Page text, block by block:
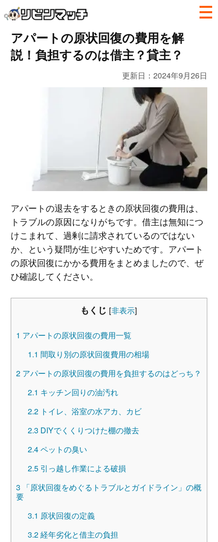
アパートの原状回復の費用を解
説！負担するのは借主？貸主？
更新日：2024年9月26日
アパートの退去をするときの原状回復の費用は、
トラブルの原因になりがちです。借主は無知につ
けこまれて、過剰に請求されているのではない
か、という疑問が生じやすいためです。アパート
の原状回復にかかる費用をまとめましたので、ぜ
ひ確認してください。
もくじ [非表示]
1 アパートの原状回復の費用一覧
1.1 間取り別の原状回復費用の相場
2アパートの原状回復の費用を負担するのはどっち？
2.1 キッチン回りの油汚れ
2.2トイレ、浴室の水アカ、カビ
2.3 DIYでくくりつけた棚の撤去
2.4ペットの臭い
2.5引っ越し作業による破損
3 「原状回復をめぐるトラブルとガイドライン」の概
要
3.1 原状回復の定義
3.2経年劣化と借主の負担